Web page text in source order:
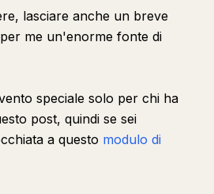
lasciare anche un breve
me un'enorme fonte di
speciale solo per chi ha
post, quindi se sei
a questo modulo di